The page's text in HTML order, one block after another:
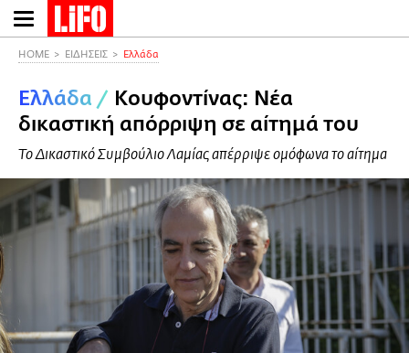
Παράκαμψη
προς
περιεχόμενο
HOME ΕΙΔΗΣΕΙΣ Ελλάδα
Ελλάδα / Κουφοντίνας: Νέα
δικαστική απόρριψη σε αίτημά του
Το Δικαστικό Συμβούλιο Λαμίας απέρριψε ομόφωνα το αίτημα